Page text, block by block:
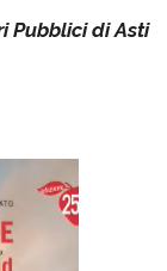
Pubblici di Asti